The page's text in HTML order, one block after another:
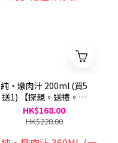
純・燉肉汁 200ml (買5
送1) 【探親。送禮。遠
行】常溫保存版
HK$168.00
HK$228.00